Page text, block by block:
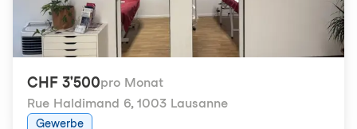
CHF 3'500pro Monat
Rue Haldimand 6, 1003 Lausanne
Gewerbe